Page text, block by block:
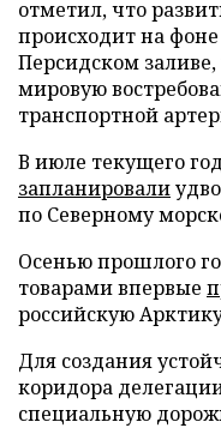
отметил, что
происходит на
Персидском
мировую
транспортной
В июле текущего
запланировали
по Северному
Осенью прошлого
товарами впервые
российскую
Для создания
коридора
специальную